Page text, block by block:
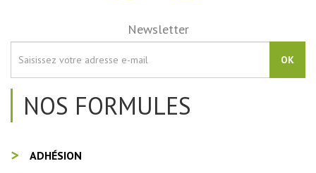
Newsletter
OK
NOS FORMULES
ADHÉSION